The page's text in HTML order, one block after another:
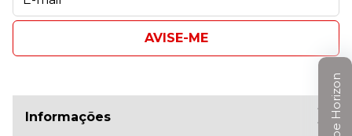
AVISE-ME
Informações Clube Horizon